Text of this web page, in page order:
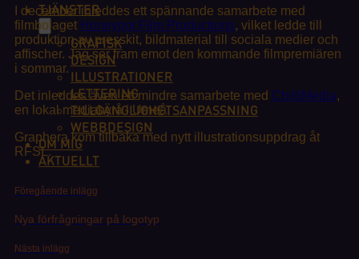
TJÄNSTER
GRAFISK
DESIGN
ILLUSTRATIONER
LETTERING
TILLGÄNGLIGHETSANPASSNING
WEBBDESIGN
OM MIG
AKTUELLT
I december inleddes ett spännande samarbete med
filmbolaget Honeypot Film Productions, vilket ledde till
produktion av presskit, bildmaterial till sociala medier och
affischer. Jag ser fram emot den kommande filmpremiären
i sommar.
Det inleddes även ett mindre samarbete med ChilliMedia,
en lokal mediabyrå i Umeå.
Graphera kom tillbaka med nytt illustrationsuppdrag åt
RFSL.
Föregående inlägg
Nya förfrågningar på logotyp
Nästa inlägg